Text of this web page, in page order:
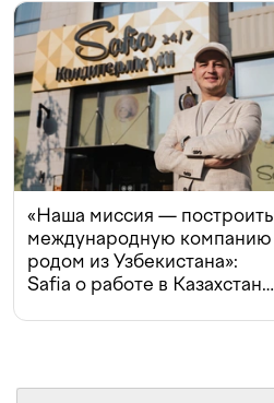
«Наша миссия — построить
международную компанию
родом из Узбекистана»:
Safia о работе в Казахстане,